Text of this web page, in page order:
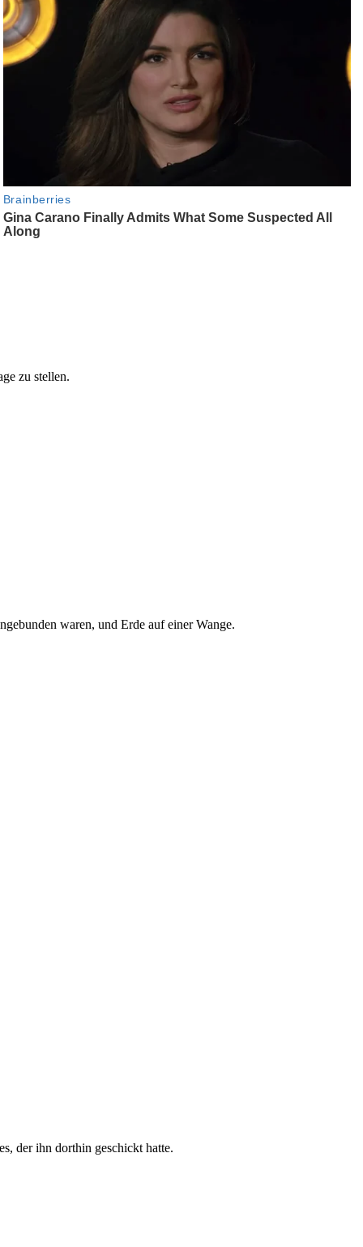
zu stellen.
waren, und Erde auf einer Wange.
der ihn dorthin geschickt hatte.